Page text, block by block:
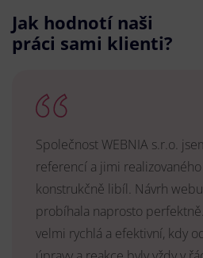
Jak hodnotí naši
práci sami klienti?
Společnost WEBNIA s.r.o.
referencí a jimi
konstrukčně libíl. Návrh
probíhala naprosto
velmi rychlá a efektivní, kdy